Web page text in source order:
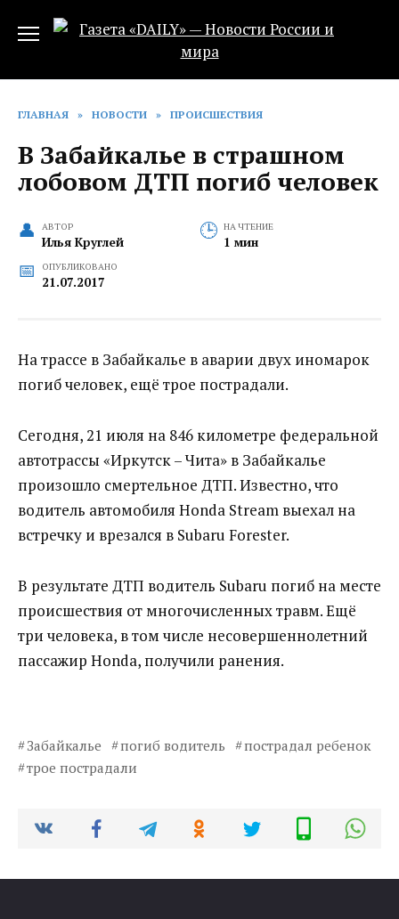
ГЛАВНАЯ » НОВОСТИ » ПРОИСШЕСТВИЯ
В Забайкалье в страшном
лобовом ДТП погиб человек
АВТОР
Илья Круглей
НА ЧТЕНИЕ
1 мин
ОПУБЛИКОВАНО
21.07.2017
На трассе в Забайкалье в аварии двух иномарок
погиб человек, ещё трое пострадали.
Сегодня, 21 июля на 846 километре федеральной
автотрассы «Иркутск – Чита» в Забайкалье
произошло смертельное ДТП. Известно, что
водитель автомобиля Honda Stream выехал на
встречку и врезался в Subaru Forester.
В результате ДТП водитель Subaru погиб на месте
происшествия от многочисленных травм. Ещё
три человека, в том числе несовершеннолетний
пассажир Honda, получили ранения.
Забайкалье погиб водитель
пострадал ребенок
трое пострадали